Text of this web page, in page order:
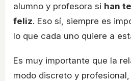
alumno y profesora si han
feliz. Eso sí, siempre es
lo que cada uno quiere a
Es muy importante que la
modo discreto y